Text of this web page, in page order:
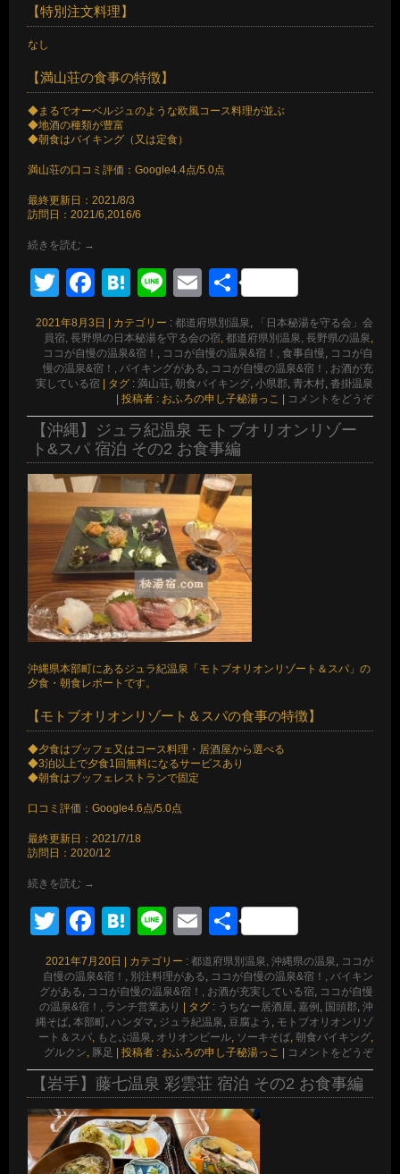
【特別注文料理】
なし
【満山荘の食事の特徴】
◆まるでオーベルジュのような欧風コース料理が並ぶ
◆地酒の種類が豊富
◆朝食はバイキング（又は定食）
満山荘の口コミ評価：Google4.4点/5.0点
最終更新日：2021/8/3
訪問日：2021/6,2016/6
続きを読む →
TwitterFacebook
Hatena
LineEmail
共
有
2021年8月3日 カテゴリー : 都道府県別温泉,
「日本秘湯を守る会」会
員宿, 長野県の日本秘湯を守る会の宿, 都道府県別温泉, 長野県の温泉,
ココが自慢の温泉&宿！ , ココが自慢の温泉&宿！, 食事自慢, ココが自
慢の温泉&宿！, バイキングがある, ココが自慢の温泉&宿！, お酒が充
実している宿
タグ : 満山荘, 朝食バイキング, 小県郡, 青木村, 沓掛温泉
投稿者 : おふろの申し子秘湯っこ コメントをどうぞ
【沖縄】ジュラ紀温泉 モトブオリオンリゾー
ト&スパ 宿泊 その2 お食事編
沖縄県本部町にあるジュラ紀温泉「モトブオリオンリゾート＆スパ」の
夕食・朝食レポートです。
【モトブオリオンリゾート＆スパの食事の特徴】
◆夕食はブッフェ又はコース料理・居酒屋から選べる
◆3泊以上で夕食1回無料になるサービスあり
◆朝食はブッフェレストランで固定
口コミ評価：Google4.6点/5.0点
最終更新日：2021/7/18
訪問日：2020/12
続きを読む →
TwitterFacebook
Hatena
LineEmail
共
有
2021年7月20日 カテゴリー : 都道府県別温泉, 沖縄県の温泉, ココが
自慢の温泉&宿！, 別注料理がある, ココが自慢の温泉&宿！, バイキン
グがある, ココが自慢の温泉&宿！, お酒が充実している宿, ココが自慢
の温泉&宿！, ランチ営業あり
タグ : うちなー居酒屋, 嘉例 , 国頭郡, 沖
縄そば, 本部町, ハンダマ, ジュラ紀温泉, 豆腐よう , モトブオリオンリゾ
ート＆スパ, もとぶ温泉, オリオンビール, ソーキそば, 朝食バイキング,
グルクン, 豚足 投稿者 : おふろの申し子秘湯っこ コメントをどうぞ
【岩手】藤七温泉 彩雲荘 宿泊 その2 お食事編